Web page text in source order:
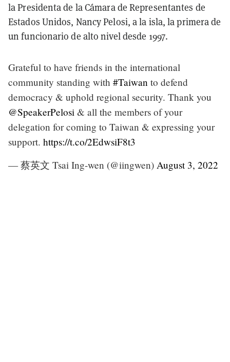
la Presidenta de la Cámara de Representantes de
Estados Unidos, Nancy Pelosi, a la isla, la primera de
un funcionario de alto nivel desde 1997.
Grateful to have friends in the international
community standing with #Taiwan to defend
democracy & uphold regional security. Thank you
@SpeakerPelosi & all the members of your
delegation for coming to Taiwan & expressing your
support. https://t.co/2EdwsiF8t3
— 蔡英文 Tsai Ing-wen (@iingwen) August 3, 2022